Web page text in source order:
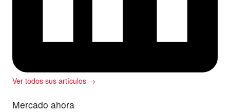
Ver todos sus artículos →
Mercado ahora